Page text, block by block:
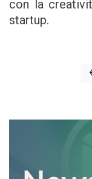
con la
startup.
Navigazione